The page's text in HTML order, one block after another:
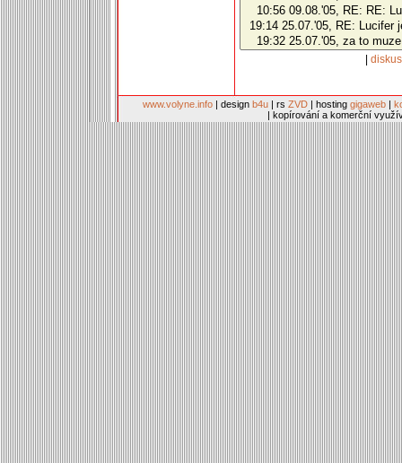
www.volyne.info | design b4u | rs ZVD | hosting gigaweb |
| kopírování a komerční